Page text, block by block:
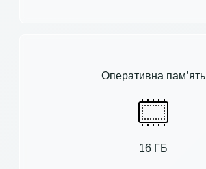
Оперативна пам’ять
16 ГБ